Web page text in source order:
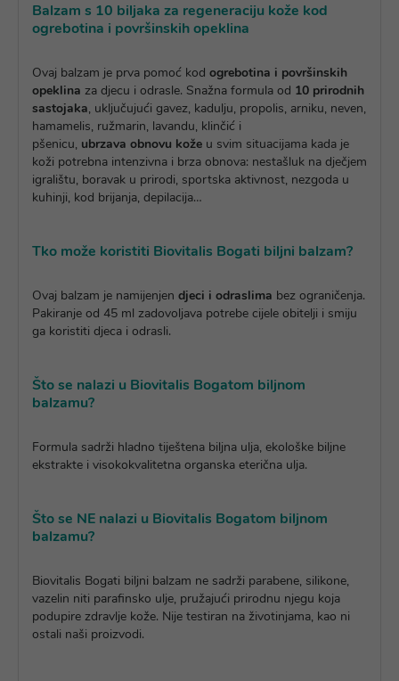
Balzam s 10 biljaka za regeneraciju kože kod
ogrebotina i površinskih opeklina
Ovaj balzam je prva pomoć kod ogrebotina i površinskih
opeklina za djecu i odrasle. Snažna formula od 10 prirodnih
sastojaka, uključujući gavez, kadulju, propolis, arniku, neven,
hamamelis, ružmarin, lavandu, klinčić i
pšenicu, ubrzava obnovu kože u svim situacijama kada je
koži potrebna intenzivna i brza obnova: nestašluk na dječjem
igralištu, boravak u prirodi, sportska aktivnost, nezgoda u
kuhinji, kod brijanja, depilacija…
Tko može koristiti Biovitalis Bogati biljni balzam?
Ovaj balzam je namijenjen djeci i odraslima bez ograničenja.
Pakiranje od 45 ml zadovoljava potrebe cijele obitelji i smiju
ga koristiti djeca i odrasli.
Što se nalazi u Biovitalis Bogatom biljnom
balzamu?
Formula sadrži hladno tiještena biljna ulja, ekološke biljne
ekstrakte i visokokvalitetna organska eterična ulja.
Što se NE nalazi u Biovitalis Bogatom biljnom
balzamu?
Biovitalis Bogati biljni balzam ne sadrži parabene, silikone,
vazelin niti parafinsko ulje, pružajući prirodnu njegu koja
podupire zdravlje kože. Nije testiran na životinjama, kao ni
ostali naši proizvodi.